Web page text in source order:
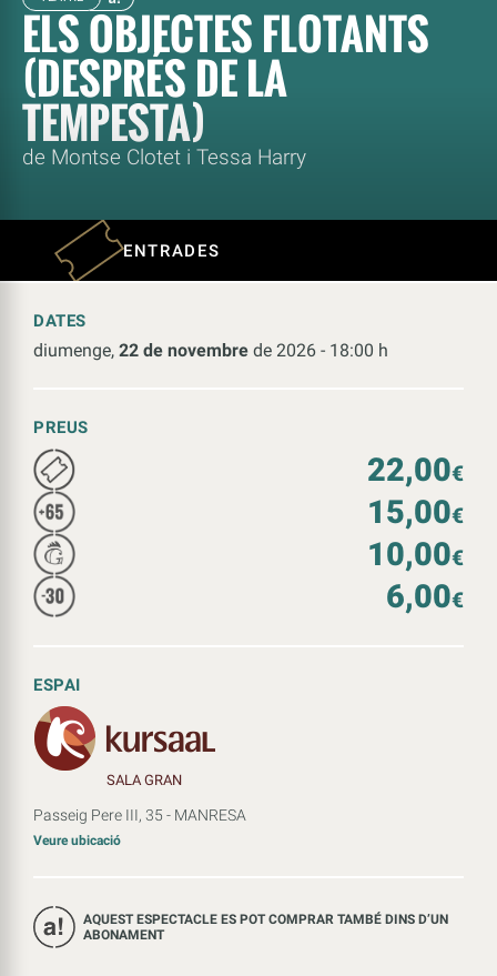
ELS OBJECTES FLOTANTS
(DESPRÉS DE LA
TEMPESTA)
de Montse Clotet i Tessa Harry
ENTRADES
DATES
diumenge, 22 de novembre de 2026 - 18:00 h
PREUS
22,00€
15,00€
10,00€
6,00€
ESPAI
SALA GRAN
Passeig Pere III, 35 - MANRESA
Veure ubicació
AQUEST ESPECTACLE ES POT COMPRAR TAMBÉ DINS D’UN
ABONAMENT